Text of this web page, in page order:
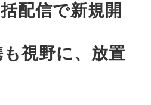
配信で新規開
視野に、放置